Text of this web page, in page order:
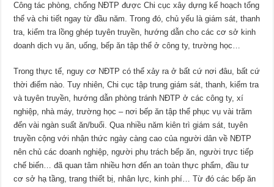
Công tác phòng, chống NÐTP được Chi cục xây dựng kế hoạch tổng
thể và chi tiết ngay từ đầu năm. Trong đó, chủ yếu là giám sát, thanh
tra, kiểm tra lồng ghép tuyên truyền, hướng dẫn cho các cơ sở kinh
doanh dịch vụ ăn, uống, bếp ăn tập thể ở công ty, trường học…
Trong thực tế, nguy cơ NÐTP có thể xảy ra ở bất cứ nơi đâu, bất cứ
thời điểm nào. Tuy nhiên, Chi cục tập trung giám sát, thanh, kiểm tra
và tuyên truyền, hướng dẫn phòng tránh NÐTP ở các công ty, xí
nghiệp, nhà máy, trường học – nơi bếp ăn tập thể phục vụ vài trăm
đến vài ngàn suất ăn/buổi. Qua nhiều năm kiên trì giám sát, tuyên
truyền cộng với nhận thức ngày càng cao của người dân về NÐTP
nên chủ các doanh nghiệp, người phụ trách bếp ăn, người trực tiếp
chế biến… đã quan tâm nhiều hơn đến an toàn thực phẩm, đầu tư
cơ sở hạ tầng, trang thiết bị, nhân lực, kinh phí… Từ đó các bếp ăn